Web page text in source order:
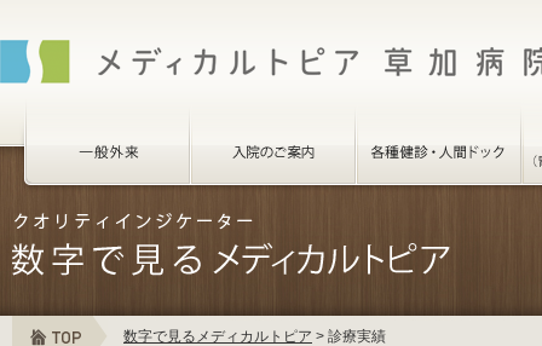
数字で見るメディカルトピア > 診療実績